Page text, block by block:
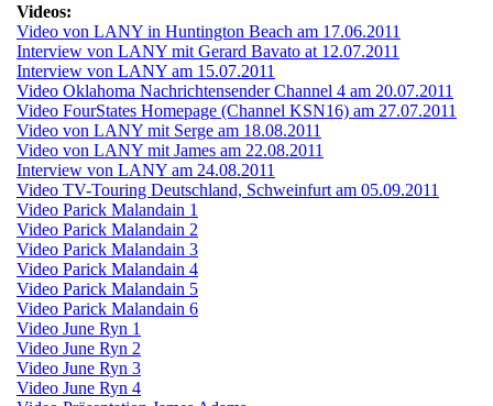
Videos:
Video von LANY in Huntington Beach am 17.06.2011
Interview von LANY mit Gerard Bavato at 12.07.2011
Interview von LANY am 15.07.2011
Video Oklahoma Nachrichtensender Channel 4 am 20.07.2011
Video FourStates Homepage (Channel KSN16) am 27.07.2011
Video von LANY mit Serge am 18.08.2011
Video von LANY mit James am 22.08.2011
Interview von LANY am 24.08.2011
Video TV-Touring Deutschland, Schweinfurt am 05.09.2011
Video Parick Malandain 1
Video Parick Malandain 2
Video Parick Malandain 3
Video Parick Malandain 4
Video Parick Malandain 5
Video Parick Malandain 6
Video June Ryn 1
Video June Ryn 2
Video June Ryn 3
Video June Ryn 4